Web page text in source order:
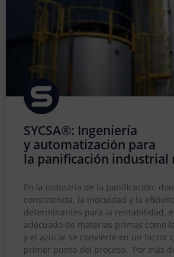
SYCSA®: Ingeniería
y automatización para
la panificación industrial
En la industria de la panificación,
consistencia, la inocuidad y la
determinantes para la rentabilidad,
adecuado de materias primas como
y el azúcar se convierte en un factor
primer punto del proceso. Por más